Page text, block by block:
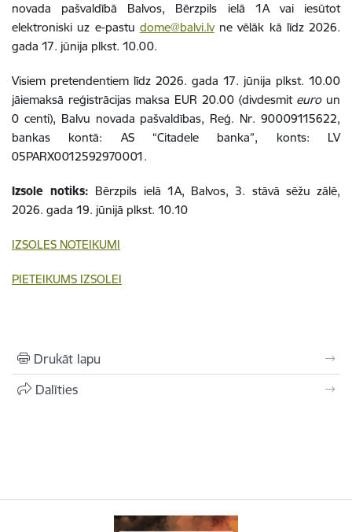
novada pašvaldībā Balvos, Bērzpils ielā 1A vai iesūtot
elektroniski uz e-pastu dome@balvi.lvne vēlāk kā līdz 2026.
gada 17. jūnija plkst. 10.00.
Visiem pretendentiem līdz 2026. gada 17. jūnija plkst. 10.00
jāiemaksā reģistrācijas maksa EUR 20.00 (divdesmit euro un
0 centi), Balvu novada pašvaldības, Reģ. Nr. 90009115622,
bankas kontā: AS “Citadele banka”, konts: LV
05PARX0012592970001.
Izsole notiks: Bērzpils ielā 1A, Balvos, 3. stāvā sēžu zālē,
2026. gada 19. jūnijā plkst. 10.10
IZSOLES NOTEIKUMI
PIETEIKUMS IZSOLEI
Drukāt lapu
Dalīties